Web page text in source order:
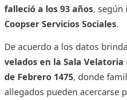
falleció a los 93 años, según
Coopser Servicios Sociales.
De acuerdo a los datos
velados en la Sala Velatoria
de Febrero 1475, donde
allegados pueden acercarse